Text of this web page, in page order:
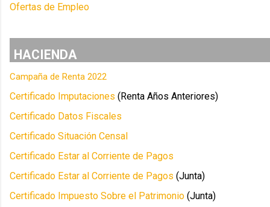
Ofertas de Empleo
HACIENDA
Campaña de Renta 2022
Certificado Imputaciones (Renta Años Anteriores)
Certificado Datos Fiscales
Certificado Situación Censal
Certificado Estar al Corriente de Pagos
Certificado Estar al Corriente de Pagos (Junta)
Certificado Impuesto Sobre el Patrimonio (Junta)